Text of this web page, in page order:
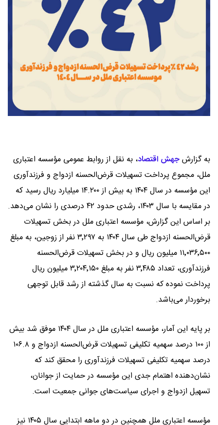
به گزارشجهش اقتصاد، به نقل از روابط عمومی مؤسسه اعتباری
ملل، مجموع پرداخت تسهیلات قرض‌الحسنه ازدواج و فرزندآوری
این مؤسسه در سال ۱۴۰۴ به بیش از ۱۴.۲۰۰ میلیارد ریال رسید که
در مقایسه با سال ۱۴۰۳، رشدی حدود ۴۲ درصدی را نشان می‌دهد.
بر اساس این گزارش، مؤسسه اعتباری ملل در بخش تسهیلات
قرض‌الحسنه ازدواج طی سال ۱۴۰۴ به ۳٬۲۹۷ نفر از زوجین، به مبلغ
۱۱٬۰۳۶٬۵۰۰ میلیون ریال و در بخش تسهیلات قرض‌الحسنه
فرزندآوری، تعداد ۳٬۴۸۵ نفر به مبلغ ۳٬۲۰۴٬۱۵۰ میلیون ریال
پرداخت نموده که نسبت به سال گذشته از رشد قابل توجهی
برخوردار می‌باشد.
بر پایه این آمار، مؤسسه اعتباری ملل در سال ۱۴۰۴ موفق شد بیش
از ۱۰۰ درصد سهمیه تکلیفی تسهیلات قرض‌الحسنه ازدواج و ۱۰۶.۸
درصد سهمیه تکلیفی تسهیلات فرزندآوری را محقق کند که
نشان‌دهنده اهتمام جدی این مؤسسه در حمایت از جوانان،
تسهیل ازدواج و اجرای سیاست‌های جوانی جمعیت است.
مؤسسه اعتباری ملل همچنین در دو ماهه ابتدایی سال ۱۴۰۵ نیز